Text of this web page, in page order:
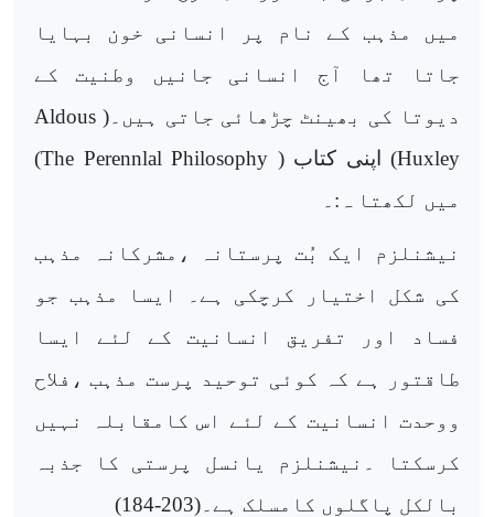
میں مذہب کے نام پر انسانی خون بہایا
جاتا تھا آج انسانی جانیں وطنیت کے
دیوتا کی بھینٹ چڑھائی جاتی ہیں۔( Aldous
Huxley) اپنی کتاب ( The Perennlal Philosophy
)
میں لکھتا ہ:۔
نیشنلزم ایک بُت پرستانہ ،مشرکانہ مذہب
کی شکل اختیار کرچکی ہے۔ ایسا مذہب جو
فساد اور تفریق انسانیت کے لئے ایسا
طاقتور ہے کہ کوئی توحید پرست مذہب ،فلاح
ووحدت انسانیت کے لئے اس کامقابلہ نہیں
کرسکتا ۔نیشنلزم یانسل پرستی کا جذبہ
بالکل پاگلوں کامسلک ہے۔(203-184)